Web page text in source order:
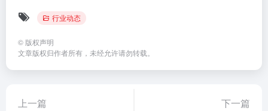
行业动态
© 版权声明
文章版权归作者所有，未经允许请勿转载。
上一篇 下一篇